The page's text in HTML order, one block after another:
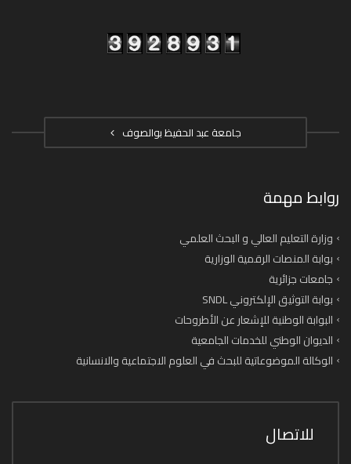
جامعة عبد الحفيظ بوالصوف
روابط مهمة
وزارة التعليم العالي و البحث العلمي
بوابة المنصات الرقمية الوزارية
جامعات جزائرية
بوابة التوثيق الإلكتروني SNDL
البوابة الوطنية للإشعار عن الأطروحات
الديوان الوطني للخدمات الجامعية
الوكالة الموضوعاتية للبحث في العلوم الاجتماعية والانسانية
للاتصال